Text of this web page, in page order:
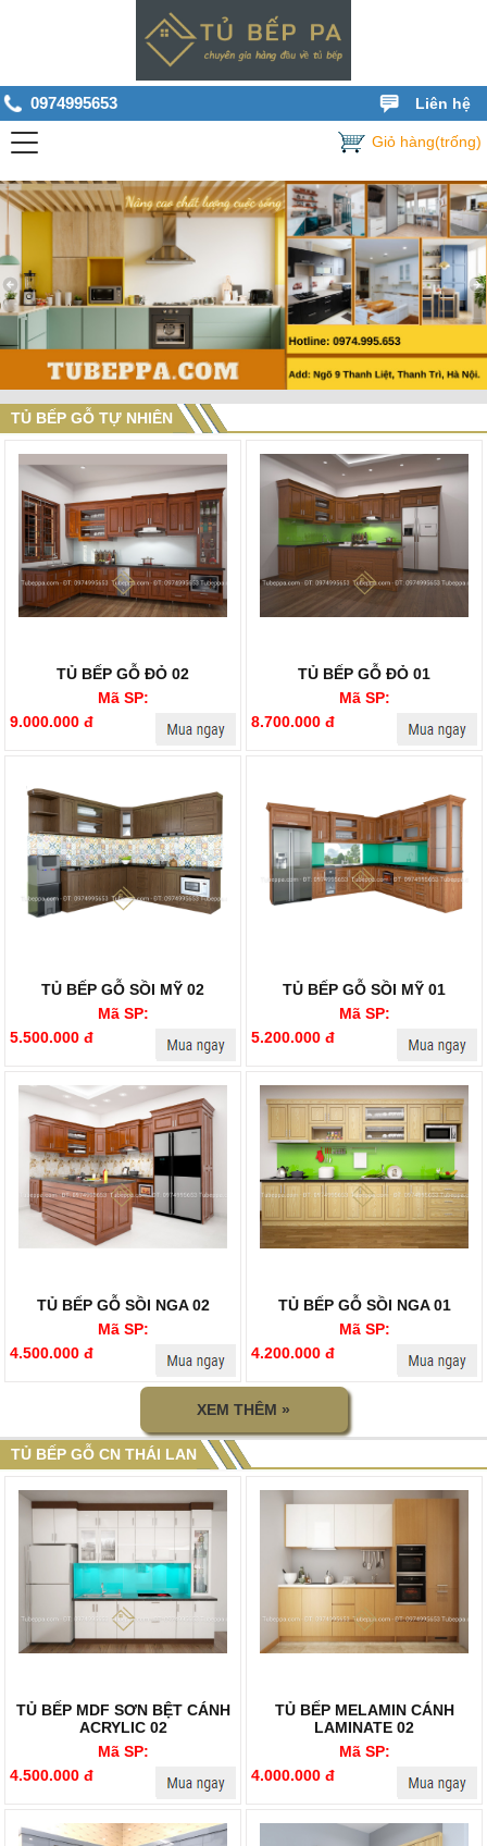
0974995653 Liên hệ
Giỏ hàng(trống)
TỦ BẾP GỖ TỰ NHIÊN
TỦ BẾP GỖ ĐỎ 02
Mã SP:
9.000.000 đ
TỦ BẾP GỖ ĐỎ 01
Mã SP:
8.700.000 đ
TỦ BẾP GỖ SỒI MỸ 02
Mã SP:
5.500.000 đ
TỦ BẾP GỖ SỒI MỸ 01
Mã SP:
5.200.000 đ
TỦ BẾP GỖ SỒI NGA 02
Mã SP:
4.500.000 đ
TỦ BẾP GỖ SỒI NGA 01
Mã SP:
4.200.000 đ
XEM THÊM »
TỦ BẾP GỖ CN THÁI LAN
TỦ BẾP MDF SƠN BỆT CÁNH
ACRYLIC 02
Mã SP:
4.500.000 đ
TỦ BẾP MELAMIN CÁNH
LAMINATE 02
Mã SP:
4.000.000 đ